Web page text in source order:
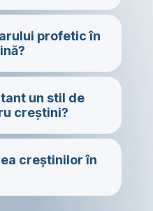
profetic în
un stil de
creștini?
creștinilor în